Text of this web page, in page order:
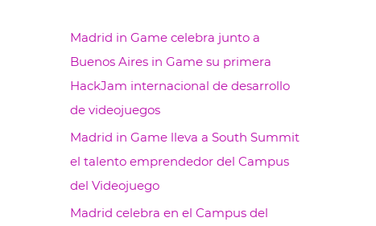
c
a
r
Madrid in Game celebra junto a
Buenos Aires in Game su primera
HackJam internacional de desarrollo
de videojuegos
Madrid in Game lleva a South Summit
el talento emprendedor del Campus
del Videojuego
Madrid celebra en el Campus del